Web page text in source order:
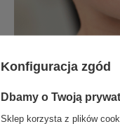
Konfiguracja zgód
Dbamy o Twoją
Sklep korzysta z plików